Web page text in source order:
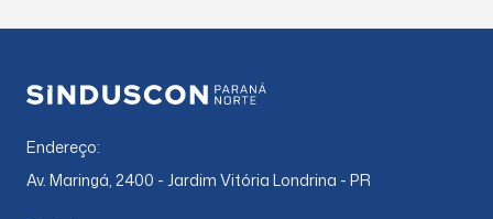
Endereço:
Av. Maringá, 2400 - Jardim Vitória Londrina - PR